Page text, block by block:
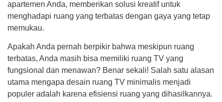
apartemen Anda, memberikan solusi kreatif untuk
menghadapi ruang yang terbatas dengan gaya yang tetap
memukau.
Apakah Anda pernah berpikir bahwa meskipun ruang
terbatas, Anda masih bisa memiliki ruang TV yang
fungsional dan menawan? Benar sekali! Salah satu alasan
utama mengapa desain ruang TV minimalis menjadi
populer adalah karena efisiensi ruang yang dihasilkannya.